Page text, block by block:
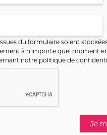
du formulaire soient
à n'importe quel moment
notre politique de